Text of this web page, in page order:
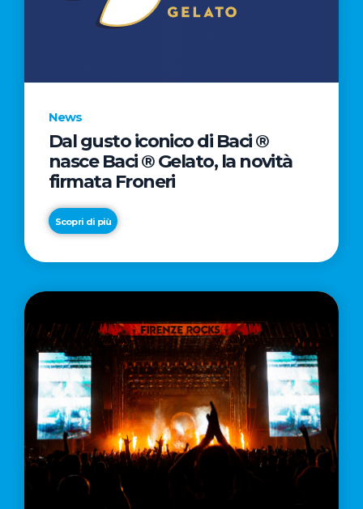
News
Dal gusto iconico di Baci ®
nasce Baci ® Gelato, la novità
firmata Froneri
Scopri di più